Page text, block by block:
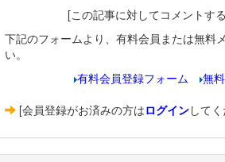
[この記事に対してコメントす
下記のフォームより、有料会員または無料
い。
有料会員登録フォーム
無
[会員登録がお済みの方はログインして